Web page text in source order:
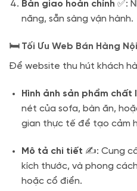
Bàn giao hoàn chỉnh ✅:
năng, sẵn sàng vận hành.
🛏️ Tối Ưu Web Bán Hàng
Để website thu hút khách
Hình ảnh sản phẩm chất
nét của sofa, bàn ăn,
gian thực tế để tạo cảm
Mô tả chi tiết ✍️: Cung
kích thước, và phong
hoặc cổ điển.